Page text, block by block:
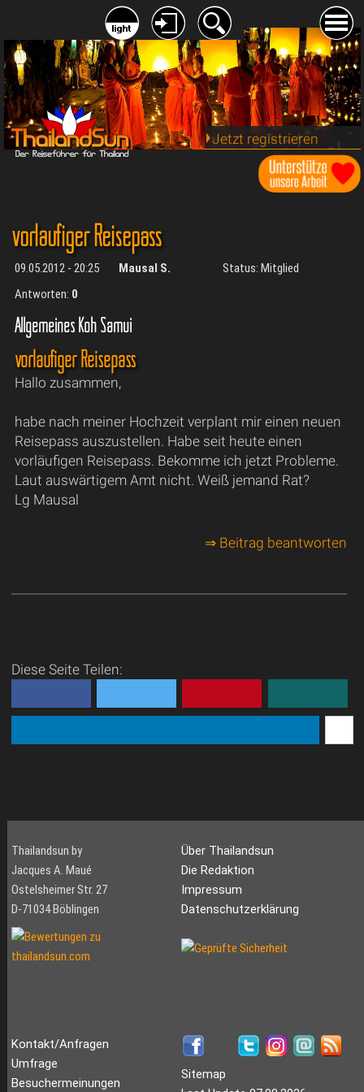
Jetzt registrieren
vorläufiger Reisepass
09.05.2012 - 20:25 Mausal S.
Status: Mitglied
Antworten: 0
Allgemeines Koh Samui
vorläufiger Reisepass
Hallo zusammen,
habe nach meiner Hochzeit verplant mir einen neuen
Reisepass auszustellen. Habe seit heute einen
vorläufigen Reisepass. Bekomme ich jetzt Probleme.
Laut auswärtigem Amt nicht. Weiß jemand Rat?
Lg Mausal
⇒ Beitrag beantworten
Diese Seite Teilen:
Thailandsun by
Jacques A. Maué
Ostelsheimer Str. 27
D-71034 Böblingen
Über Thailandsun
Die Redaktion
Impressum
Datenschutzerklärung
Kontakt/Anfragen
Umfrage
Besuchermeinungen
Sitemap